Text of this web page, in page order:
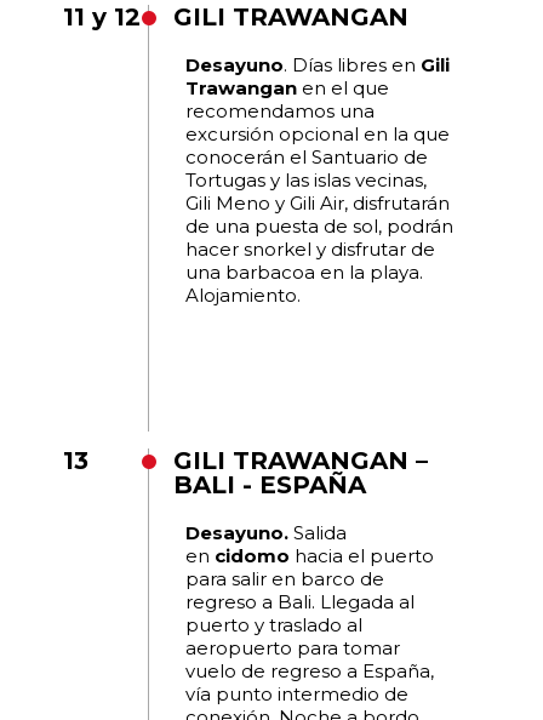
11 y 12 GILI TRAWANGAN
Desayuno. Días libres en Gili
Trawangan en el que
recomendamos una
excursión opcional en la que
conocerán el Santuario de
Tortugas y las islas vecinas,
Gili Meno y Gili Air, disfrutarán
de una puesta de sol, podrán
hacer snorkel y disfrutar de
una barbacoa en la playa.
Alojamiento.
13
GILI TRAWANGAN –
BALI - ESPAÑA
Desayuno.Salida
en cidomo hacia el puerto
para salir en barco de
regreso a Bali. Llegada al
puerto y traslado al
aeropuerto para tomar
vuelo de regreso a España,
vía punto intermedio de